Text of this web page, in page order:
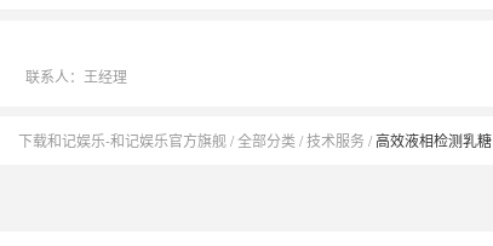
联系人：王经理
下载和记娱乐-和记娱乐官方旗舰 全部分类 技术服务 高效液相检测乳糖